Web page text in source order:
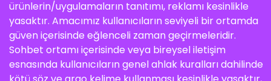
ürünlerin/uygulamaların tanıtımı, reklamı kesinlikle
yasaktır. Amacımız kullanıcıların seviyeli bir ortamda
güven içerisinde eğlenceli zaman geçirmeleridir.
Sohbet ortamı içerisinde veya bireysel iletişim
esnasında kullanıcıların genel ahlak kuralları dahilinde